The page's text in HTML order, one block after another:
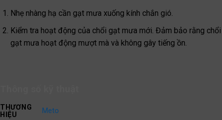
Nhẹ nhàng hạ cần gạt mưa xuống kính chắn gió.
Kiểm tra hoạt động của chổi gạt mưa mới. Đảm bảo rằng chổi
gạt mưa hoạt động mượt mà và không gây tiếng ồn.
THƯƠNG
HIỆU
Meto